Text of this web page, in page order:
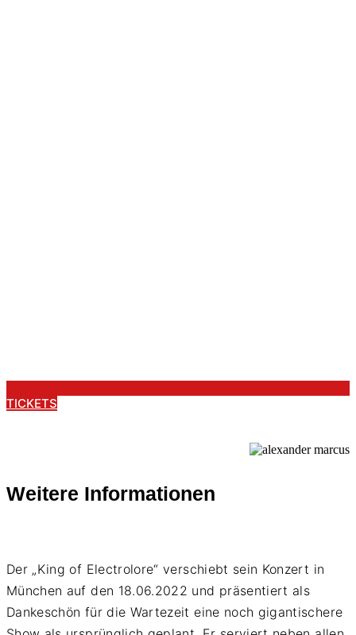
TICKETS
Weitere Informationen
Der „King of Electrolore“ verschiebt sein Konzert in
München auf den 18.06.2022 und präsentiert als
Dankeschön für die Wartezeit eine noch gigantischere